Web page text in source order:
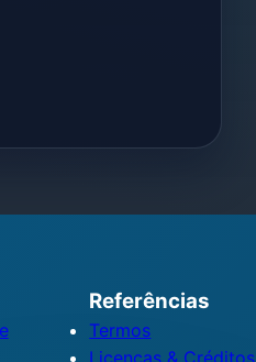
Referências
Termos
Licenças & Créditos